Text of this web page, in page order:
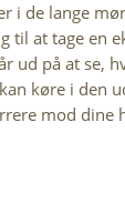
i de lange
til at tage en
ud på at se,
køre i den
mod dine